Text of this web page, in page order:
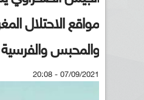
مواقع الاحتلال
والمحبس والفرسية
07/09/2021 - 20:08